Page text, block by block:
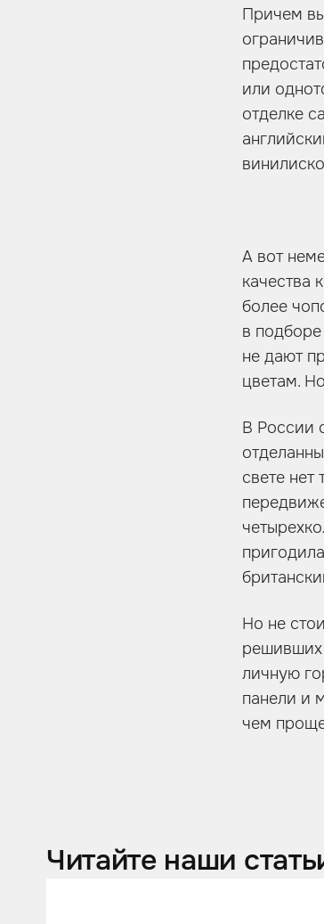
Причем
или
отделке
А вот
качества
более
в
не дают
цветам.
В России
свете нет
Но не
решивших
личную
панели и
чем
Читайте наши